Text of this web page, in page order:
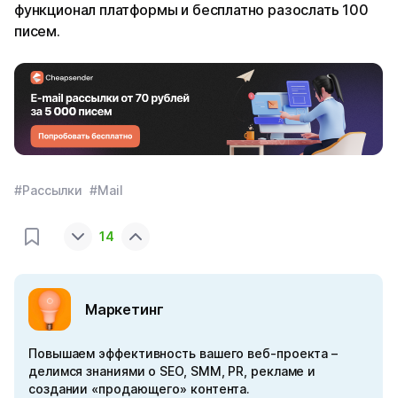
функционал платформы и бесплатно разослать 100
писем.
#Рассылки #Mail
14
Маркетинг
Повышаем эффективность вашего веб-проекта –
делимся знаниями о SEO, SMM, PR, рекламе и
создании «продающего» контента.